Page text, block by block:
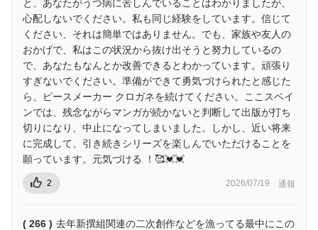
と、あなたがうつ病に苦しんでいることはわかりましたが、
心配しないでください。私も同じ経験をしています。信じて
ください、それは簡単ではありません。でも、家族や友人の
おかげで、私はこの状況から抜け出そうと努力しているの
で、あなたもなんとか改善できるとわかっています。頑張り
すぎないでください。準備ができて勇気づけられたと感じた
ら、ピースメーカー クロガネを続けてください。ここスペイ
ンでは、残念ながらマンガが続かないと判断して出版が打ち
切りになり、中止になってしまいました。しかし、近い将来
に完成して、引き続きシリーズを楽しんでいただけることを
願っています。元気づける ！🥰💓💓
2 2026/07/19 通報
( 266 ) 去年新撰組関連の二次創作などを漁ってる最中にこの